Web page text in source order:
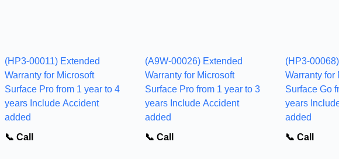
(HP3-00011) Extended
Warranty for Microsoft
Surface Pro from 1 year to 4
years Include Accident
added
📞 Call
(A9W-00026) Extended
Warranty for Microsoft
Surface Pro from 1 year to 3
years Include Accident
added
📞 Call
(HP3-
Warranty for
Surface Go
years
added
📞 Call